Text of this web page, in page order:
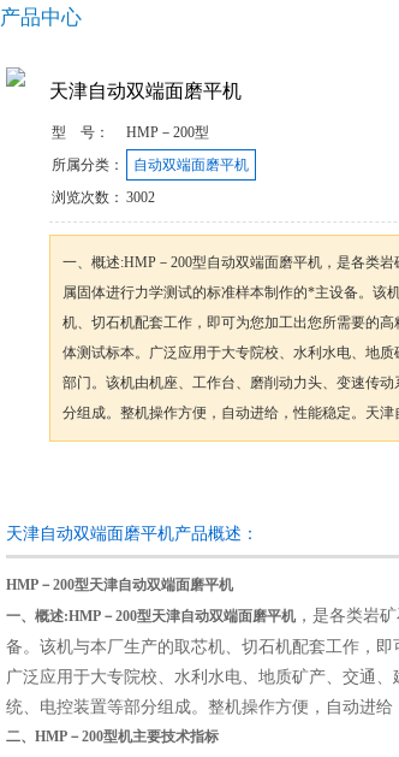
产品中心
天津自动双端面磨平机
型 号：
HMP－200型
所属分类：
自动双端面磨平机
浏览次数： 3002
一、概述:HMP－200型自动双端面磨平机，是各类
属固体进行力学测试的标准样本制作的*主设备。该
机、切石机配套工作，即可为您加工出您所需要的
体测试标本。广泛应用于大专院校、水利水电、地
部门。该机由机座、工作台、磨削动力头、变速传
分组成。整机操作方便，自动进给，性能稳定。天
天津自动双端面磨平机产品概述：
HMP －200型天津自动双端面磨平机
一、概述:HMP －200型天津自动双端面磨平机 ，是各类岩
备。该机与本厂生产的取芯机、切石机配套工作，
广泛应用于大专院校、水利水电、地质矿产、交通
统、电控装置等部分组成。整机操作方便，自动进给
二、 HMP －200型机主要技术指标